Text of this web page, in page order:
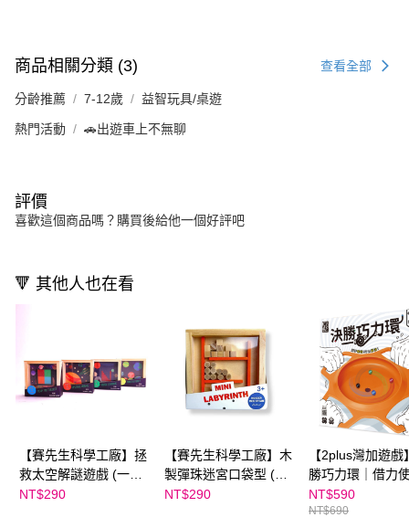
商品相關分類 (3) 查看全部
分齡推薦 7-12歲 益智玩具/桌遊
熱門活動 🚗出遊車上不無聊
評價
喜歡這個商品嗎？購買後給他一個好評吧
🔻 其他人也在看
【賽先生科學工廠】拯
救太空解謎遊戲 (一入/
隨機出貨)
NT$290
【賽先生科學工廠】木
製彈珠迷宮口袋型 (隨
機出貨)
NT$290
【2plus灣加遊戲
勝巧力環｜借力
球進洞
NT$590
NT$690